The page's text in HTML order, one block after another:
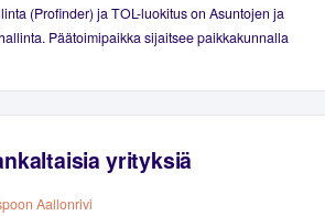
(Profinder) ja TOL-luokitus on Asuntojen ja
Päätoimipaikka sijaitsee paikkakunnalla
yrityksiä
Aallonrivi